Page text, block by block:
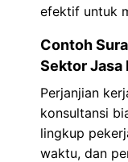
efektif untuk
Contoh
Sektor Jasa
Perjanjian
konsultansi
lingkup
waktu, dan